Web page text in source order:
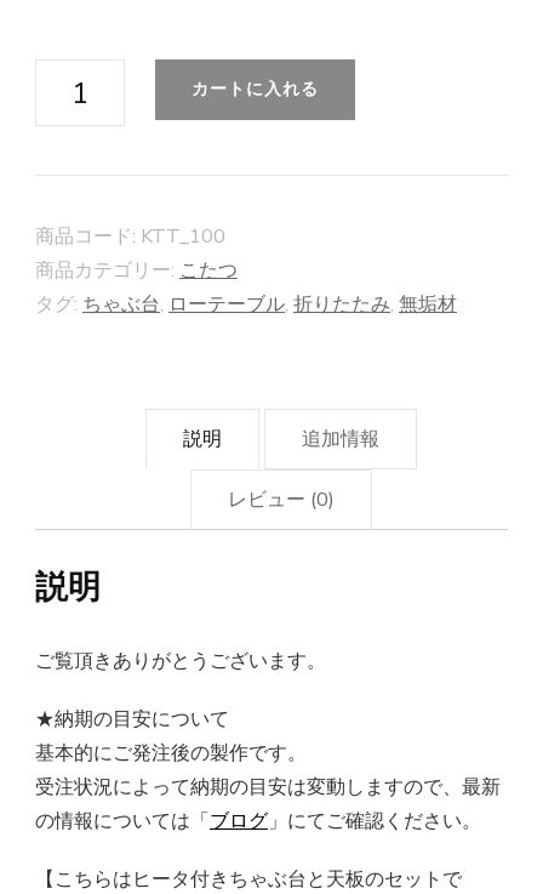
【こ
径
100cm
天
カートに入れる
商品コード: KTT_100
商品カテゴリー: こたつ
タグ: ちゃぶ台, ローテーブル, 折りたたみ, 無垢材
説明 追加情報
レビュー (0)
説明
ご覧頂きありがとうございます。
★納期の目安について
基本的にご発注後の製作です。
受注状況によって納期の目安は変動しますので、最新
の情報については「ブログ 」にてご確認ください。
【こちらはヒータ付きちゃぶ台と天板のセットで